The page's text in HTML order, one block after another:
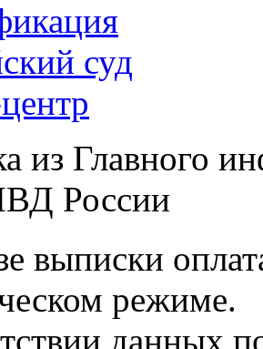
суд
из Главного
России
выписки
режиме.
данных